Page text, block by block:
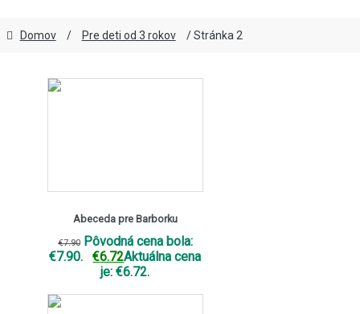
Domov / Pre deti od 3 rokov / Stránka 2
Abeceda pre Barborku
€7.90 Pôvodná cena bola:
€7.90.
€6.72Aktuálna cena
je: €6.72.